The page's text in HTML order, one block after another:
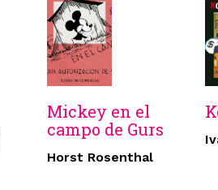
Mickey en el
campo de Gurs
Horst Rosenthal